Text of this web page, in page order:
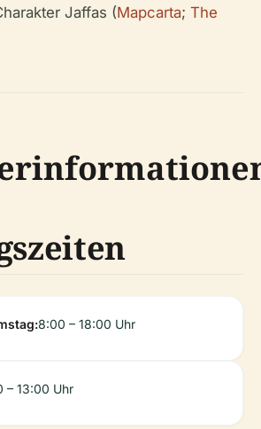
Jaffas (Mapcarta; The
8:00 – 18:00 Uhr
– 13:00 Uhr